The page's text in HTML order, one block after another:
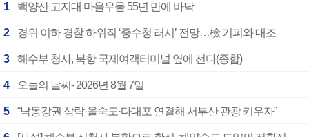
1 백양산 고지대 마을우물 55년 만에 바닥
2 경위 이하 경찰 하위직 ‘중수청 러시’ 전망…檢 기피와 대조
3 해수부 청사, 북항 국제여객터미널 옆에 선다(종합)
4 오늘의 날씨- 2026년 8월 7일
5 “낙동강권 삼락·을숙도·다대포 연결해 서부산 관광 키우자”